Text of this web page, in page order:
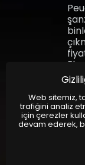
Web sitemiz,
trafiğini analiz
için çerezler
devam ederek,